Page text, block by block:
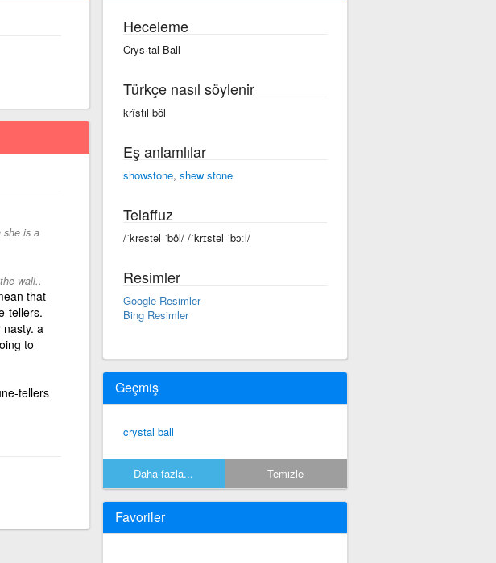
she is a
wall..
that
tellers.
a
to
tellers
Heceleme
Crys·tal Ball
Türkçe nasıl söylenir
krîstıl bôl
Eş anlamlılar
showstone, shew stone
Telaffuz
/ˈkrəstəl ˈbôl/ /ˈkrɪstəl ˈbɔːl/
Resimler
Google Resimler
Bing Resimler
Geçmiş
crystal ball
Daha fazla... Temizle
Favoriler